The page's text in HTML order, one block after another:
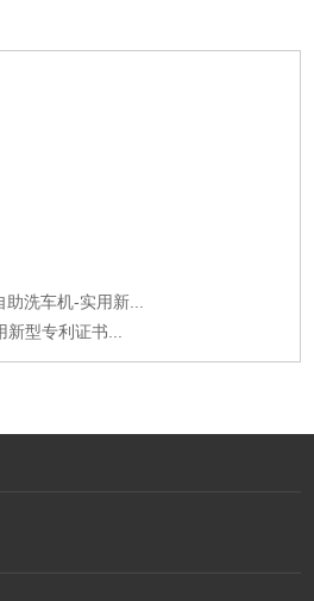
洗车机-实用新...
型专利证书...